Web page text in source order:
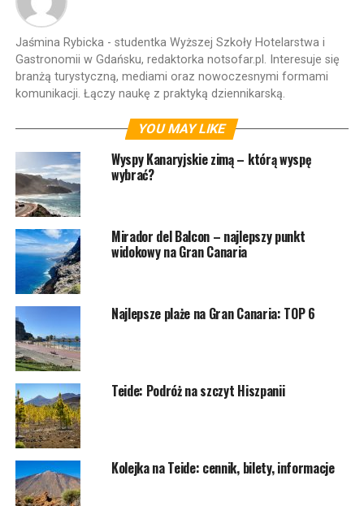
Jaśmina Rybicka - studentka Wyższej Szkoły Hotelarstwa i
Gastronomii w Gdańsku, redaktorka notsofar.pl. Interesuje się
branżą turystyczną, mediami oraz nowoczesnymi formami
komunikacji. Łączy naukę z praktyką dziennikarską.
YOU MAY LIKE
Wyspy Kanaryjskie zimą – którą wyspę
wybrać?
Mirador del Balcon – najlepszy punkt
widokowy na Gran Canaria
Najlepsze plaże na Gran Canaria: TOP 6
Teide: Podróż na szczyt Hiszpanii
Kolejka na Teide: cennik, bilety, informacje